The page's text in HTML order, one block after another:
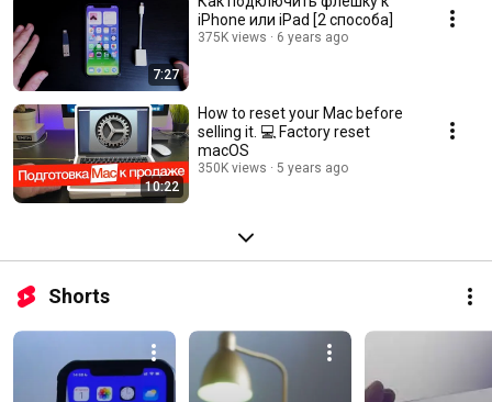
7:27
iPhone или iPad [2 способа]
375K views 6 years ago
10:22
How to reset your Mac before
selling it. 💻 Factory reset
macOS
350K views 5 years ago
Shorts